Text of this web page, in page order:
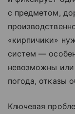
с предметом,
«кирпичики»
систем —
невозможны
погода, отказы
Ключевая